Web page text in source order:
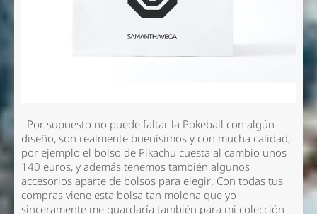
Por supuesto no puede faltar la Pokeball con algún
diseño, son realmente buenísimos y con mucha calidad,
por ejemplo el bolso de Pikachu cuesta al cambio unos
140 euros, y además tenemos también algunos
accesorios aparte de bolsos para elegir. Con todas tus
compras viene esta bolsa tan molona que yo
sinceramente me guardaría también para mi colección